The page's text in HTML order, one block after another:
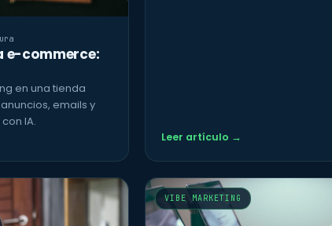
e-commerce:
en una tienda
emails y
IA.
Leer artículo →
VIBE MARKETING